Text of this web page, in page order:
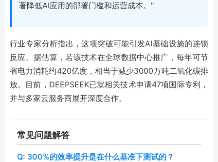
著降低AI应用的部署门槛和运营成本。"
行业专家分析指出，这项突破可能引发AI基础设施的连锁
反应。据估算，若该技术在全球数据中心推广，每年可节
省电力消耗约420亿度，相当于减少3000万吨二氧化碳排
放。目前，DEEPSEEK已就相关技术申请47项国际专利，
并与多家云服务商展开深度合作。
常见问题解答
Q: 300%的效率提升是在什么基准下测试的？